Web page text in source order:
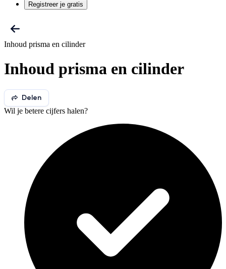
Registreer je gratis
Inhoud prisma en cilinder
Inhoud prisma en cilinder
Delen
Wil je betere cijfers halen?